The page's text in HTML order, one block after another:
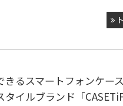
きるスマートフォンケー
タイルブランド「